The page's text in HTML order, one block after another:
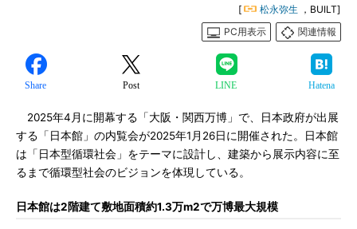
[ 松永弥生 ，BUILT]
PC用表示
関連情報
Share Post LINE Hatena
2025年4月に開幕する「大阪・関西万博」で、日本政府が出展
する「日本館」の内覧会が2025年1月26日に開催された。日本館
は「日本型循環社会」をテーマに設計し、建築から展示内容に至
るまで循環型社会のビジョンを体現している。
日本館は2階建て敷地面積約1.3万m2で万博最大規模